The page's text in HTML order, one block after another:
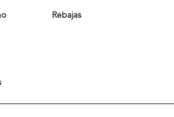
Rebajas